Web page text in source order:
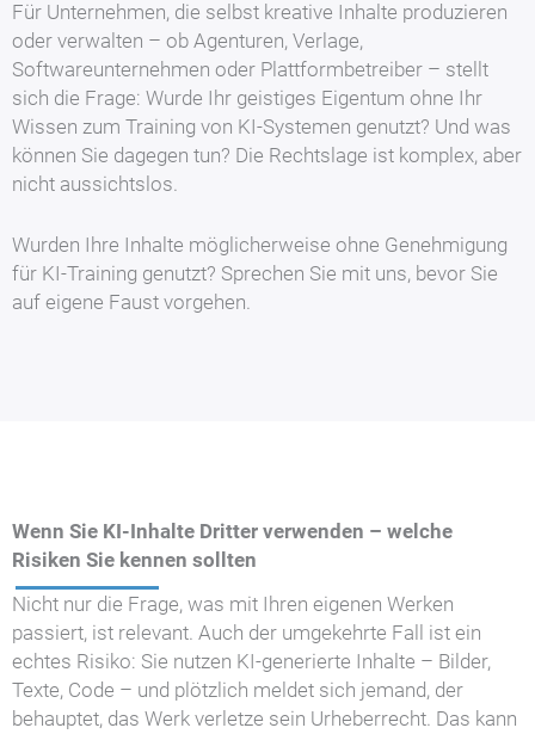
Für Unternehmen, die selbst kreative Inhalte produzieren
oder verwalten – ob Agenturen, Verlage,
Softwareunternehmen oder Plattformbetreiber – stellt
sich die Frage: Wurde Ihr geistiges Eigentum ohne Ihr
Wissen zum Training von KI-Systemen genutzt? Und was
können Sie dagegen tun? Die Rechtslage ist komplex, aber
nicht aussichtslos.
Wurden Ihre Inhalte möglicherweise ohne Genehmigung
für KI-Training genutzt? Sprechen Sie mit uns, bevor Sie
auf eigene Faust vorgehen.
Wenn Sie KI-Inhalte Dritter verwenden – welche
Risiken Sie kennen sollten
Nicht nur die Frage, was mit Ihren eigenen Werken
passiert, ist relevant. Auch der umgekehrte Fall ist ein
echtes Risiko: Sie nutzen KI-generierte Inhalte – Bilder,
Texte, Code – und plötzlich meldet sich jemand, der
behauptet, das Werk verletze sein Urheberrecht. Das kann